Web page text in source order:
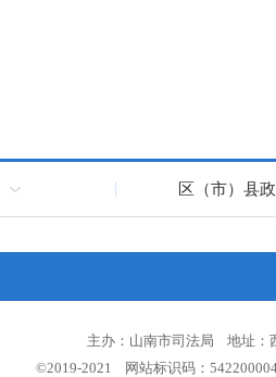
区（市）县
主办：山南市司法局 地址：
©2019-2021 网站标识码：